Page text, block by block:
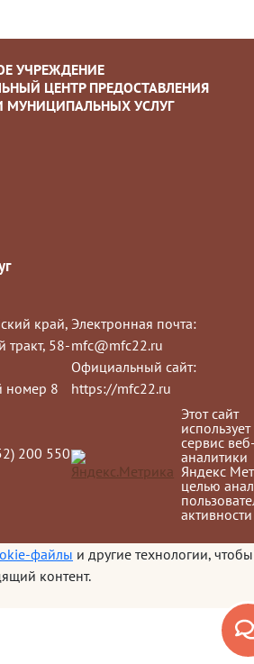
УЧРЕЖДЕНИЕ
ЦЕНТР ПРЕДОСТАВЛЕНИЯ
МУНИЦИПАЛЬНЫХ УСЛУГ
край,
тракт, 58-
номер 8
200 550
Электронная почта:
mfc@mfc22.ru
Официальный сайт:
https://mfc22.ru
Этот сайт
использует
сервис
аналитики
Яндекс
целью
активности
файлы и другие технологии, чтобы
контент.